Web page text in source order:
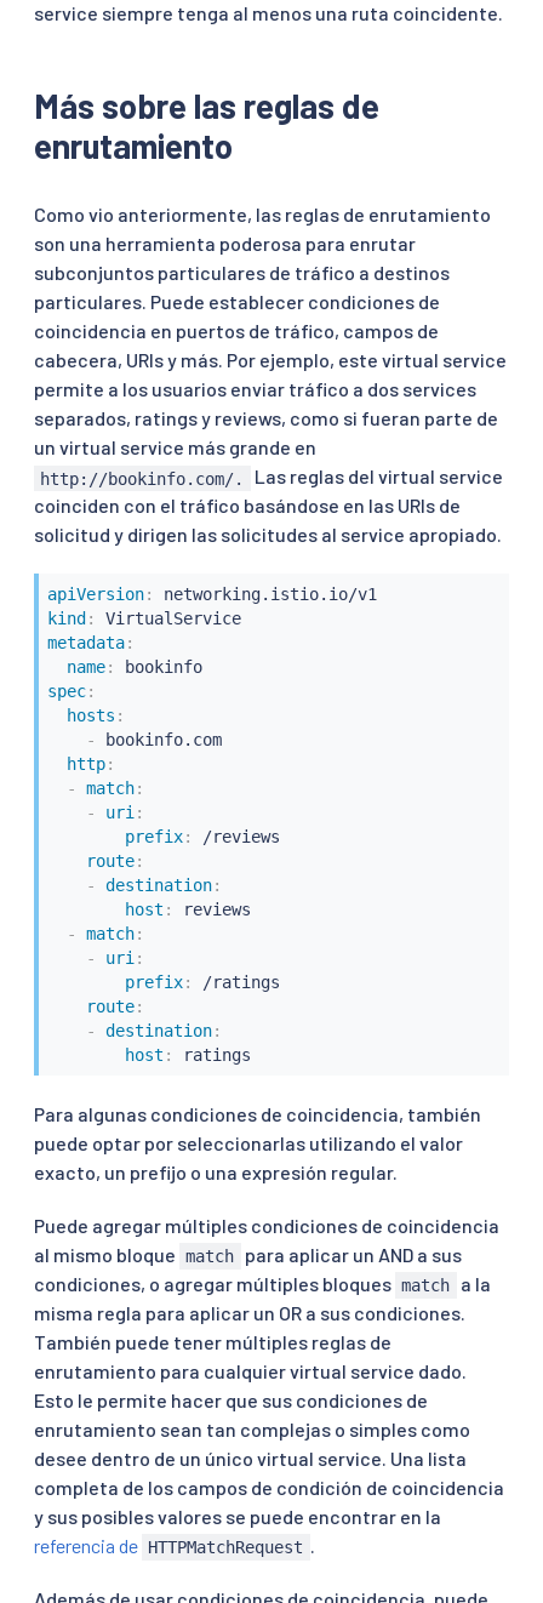
service siempre tenga al menos una ruta coincidente.
Más sobre las reglas de
enrutamiento
Como vio anteriormente, las reglas de enrutamiento
son una herramienta poderosa para enrutar
subconjuntos particulares de tráfico a destinos
particulares. Puede establecer condiciones de
coincidencia en puertos de tráfico, campos de
cabecera, URIs y más. Por ejemplo, este virtual service
permite a los usuarios enviar tráfico a dos services
separados, ratings y reviews, como si fueran parte de
un virtual service más grande en
http://bookinfo.com/.
Las reglas del virtual service
coinciden con el tráfico basándose en las URIs de
solicitud y dirigen las solicitudes al service apropiado.
apiVersion:
kind :
VirtualService
metadata:
name:
bookinfo
spec:
hosts :
-
bookinfo.com
http:
-
match:
-
uri :
prefix:
/reviews
route:
-
destination:
host :
reviews
-
match:
-
uri :
prefix:
/ratings
route:
-
destination:
host : ratings
Para algunas condiciones de coincidencia, también
puede optar por seleccionarlas utilizando el valor
exacto, un prefijo o una expresión regular.
Puede agregar múltiples condiciones de coincidencia
al mismo bloque match
para aplicar un AND a sus
condiciones, o agregar múltiples bloques match
a la
misma regla para aplicar un OR a sus condiciones.
También puede tener múltiples reglas de
enrutamiento para cualquier virtual service dado.
Esto le permite hacer que sus condiciones de
enrutamiento sean tan complejas o simples como
desee dentro de un único virtual service. Una lista
completa de los campos de condición de coincidencia
y sus posibles valores se puede encontrar en la
referencia de HTTPMatchRequest .